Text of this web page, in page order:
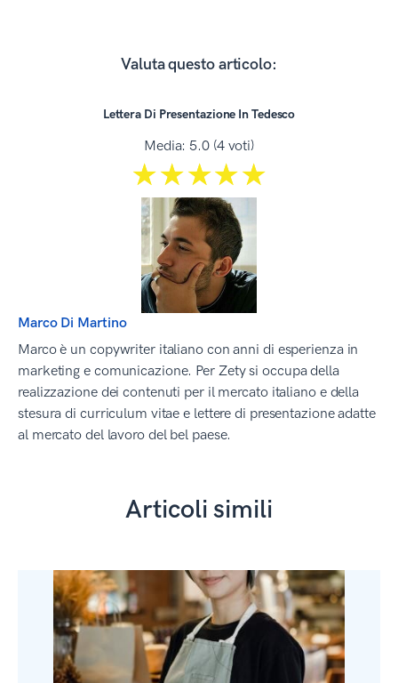
Valuta questo articolo:
Lettera Di Presentazione In Tedesco
Media:5.0 (4 voti)
☆☆☆☆☆
★★★★★
Marco Di Martino
Marco è un copywriter italiano con anni di esperienza in
marketing e comunicazione. Per Zety si occupa della
realizzazione dei contenuti per il mercato italiano e della
stesura di curriculum vitae e lettere di presentazione adatte
al mercato del lavoro del bel paese.
Articoli simili